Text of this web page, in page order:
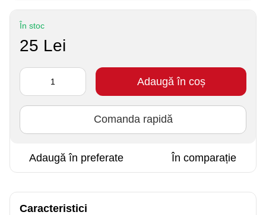
În stoc
25 Lei
Adaugă în coș
Comanda rapidă
Adaugă în preferate În comparație
Caracteristici